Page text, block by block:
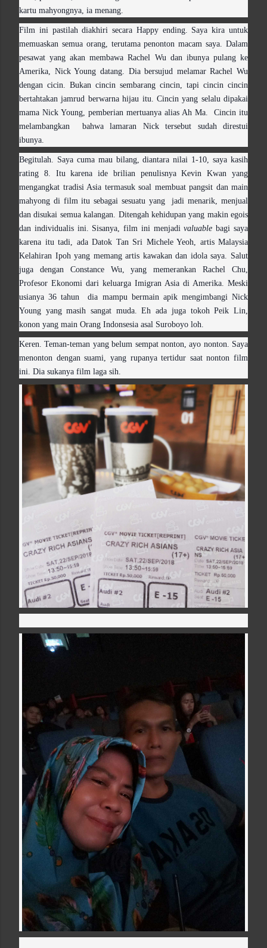
kartu mahyongnya, ia menang.
Film ini pastilah diakhiri secara Happy ending. Saya kira untuk
memuaskan semua orang, terutama penonton macam saya. Dalam
pesawat yang akan membawa Rachel Wu dan ibunya pulang ke
Amerika, Nick Young datang. Dia bersujud melamar Rachel Wu
dengan cicin. Bukan cincin sembarang cincin, tapi cincin cincin
bertahtakan jamrud berwarna hijau itu. Cincin yang selalu dipakai
mama Nick Young, pemberian mertuanya alias Ah Ma. Cincin itu
melambangkan bahwa lamaran Nick tersebut sudah direstui
ibunya.
Begitulah. Saya cuma mau bilang, diantara nilai 1-10, saya kasih
rating 8. Itu karena ide brilian penulisnya Kevin Kwan yang
mengangkat tradisi Asia termasuk soal membuat pangsit dan main
mahyong di film itu sebagai sesuatu yang jadi menarik, menjual
dan disukai semua kalangan. Ditengah kehidupan yang makin egois
dan individualis ini. Sisanya, film ini menjadivaluable bagi saya
karena itu tadi, ada Datok Tan Sri Michele Yeoh, artis Malaysia
Kelahiran Ipoh yang memang artis kawakan dan idola saya. Salut
juga dengan Constance Wu, yang memerankan Rachel Chu,
Profesor Ekonomi dari keluarga Imigran Asia di Amerika. Meski
usianya 36 tahun dia mampu bermain apik mengimbangi Nick
Young yang masih sangat muda. Eh ada juga tokoh Peik Lin,
konon yang main Orang Indonsesia asal Suroboyo loh.
Keren. Teman-teman yang belum sempat nonton, ayo nonton. Saya
menonton dengan suami, yang rupanya tertidur saat nonton film
ini. Dia sukanya film laga sih.